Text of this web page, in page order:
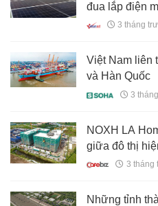
đua lắp điện
3 tháng
Việt Nam liên
và Hàn Quốc
3
NOXH LA
giữa đô thị
3 tháng
Những tỉnh